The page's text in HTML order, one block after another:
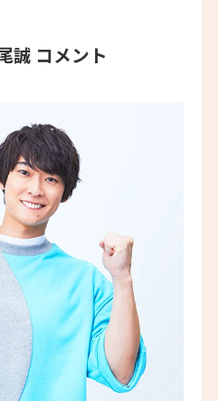
誠 コメント